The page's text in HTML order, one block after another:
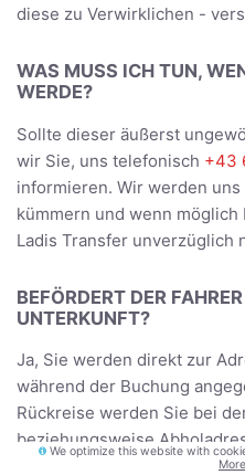
diese zu Verwirklichen -
WAS MUSS ICH TUN,
WERDE?
Sollte dieser äußerst
wir Sie, uns telefonisch +43
informieren. Wir werden
kümmern und wenn
Ladis Transfer unverzüglich
BEFÖRDERT DER
UNTERKUNFT?
Ja, Sie werden direkt zur
während der Buchung
Rückreise werden Sie bei
beziehungsweise
We optimize this website with